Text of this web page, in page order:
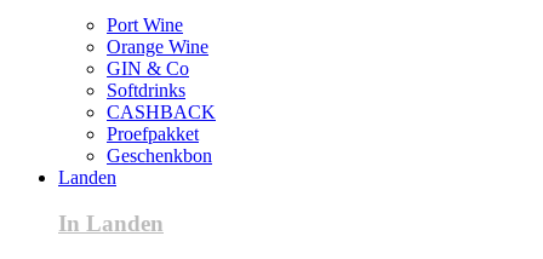
Port Wine
Orange Wine
GIN & Co
Softdrinks
CASHBACK
Proefpakket
Geschenkbon
Landen
In Landen